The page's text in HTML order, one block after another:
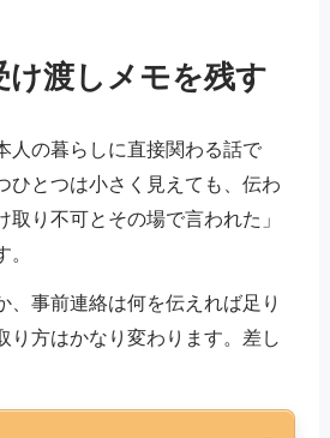
渡しメモを残す
人の暮らしに直接関わる話で
ひとつは小さく見えても、伝わ
り不可とその場で言われた」
事前連絡は何を伝えれば足り
り方はかなり変わります。差し